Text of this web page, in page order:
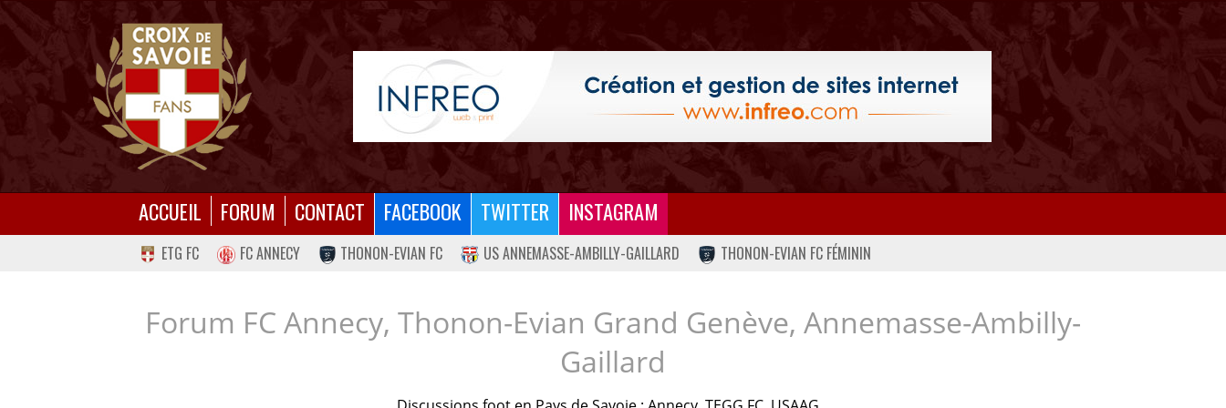
ACCUEIL FORUM CONTACT FACEBOOK TWITTER INSTAGRAM
ETG FC FC ANNECY THONON-EVIAN FC US ANNEMASSE-AMBILLY-GAILLARD THONON-EVIAN FC FÉMININ
Forum FC Annecy, Thonon-Evian Grand Genève, Annemasse-Ambilly-
Gaillard